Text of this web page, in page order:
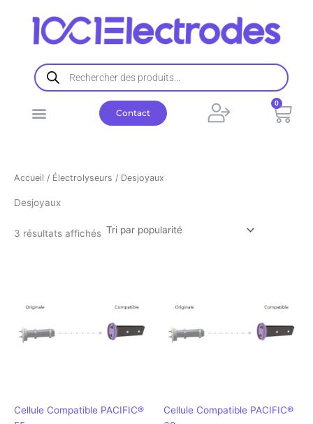
contenu
Recherche
de
produits
Contact
0
Accueil / Électrolyseurs / Desjoyaux
Desjoyaux
3 résultats affichés
popularité
Cellule Compatible PACIFIC®
Cellule Compatible PACIFIC®